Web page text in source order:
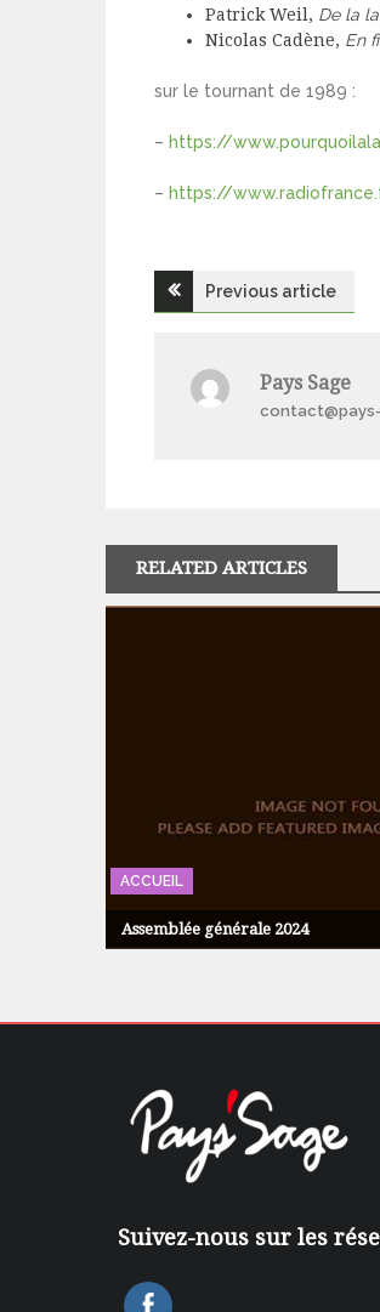
Patrick Weil, De la
Nicolas Cadène, En
sur le tournant de 1989 :
– https://
– https://
Navigation
l’article
Previous article
Pays Sage
RELATED ARTICLES
ACCUEIL
Assemblée générale 2024
Suivez-nous sur les